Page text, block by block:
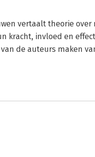
vertaalt theorie
kracht, invloed en
de auteurs maken